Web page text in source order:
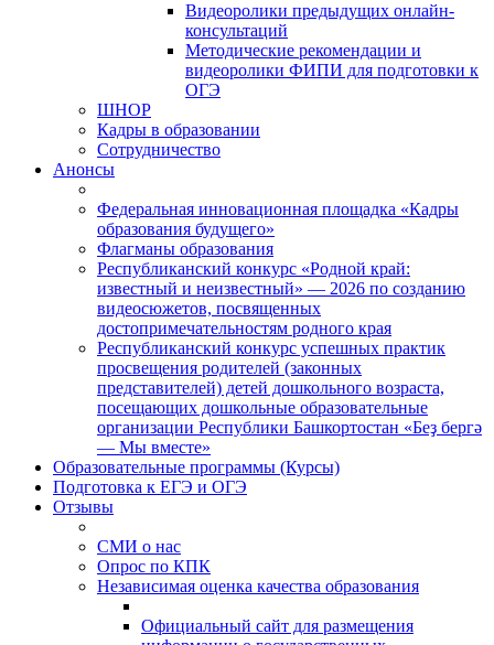
Видеоролики предыдущих онлайн-
консультаций
Методические рекомендации и
видеоролики ФИПИ для подготовки к
ОГЭ
ШНОР
Кадры в образовании
Сотрудничество
Анонсы
Федеральная инновационная площадка «Кадры
образования будущего»
Флагманы образования
Республиканский конкурс «Родной край:
известный и неизвестный» — 2026 по созданию
видеосюжетов, посвященных
достопримечательностям родного края
Республиканский конкурс успешных практик
просвещения родителей (законных
представителей) детей дошкольного возраста,
посещающих дошкольные образовательные
организации Республики Башкортостан «Беҙ бергә
— Мы вместе»
Образовательные программы (Курсы)
Подготовка к ЕГЭ и ОГЭ
Отзывы
СМИ о нас
Опрос по КПК
Независимая оценка качества образования
Официальный сайт для размещения